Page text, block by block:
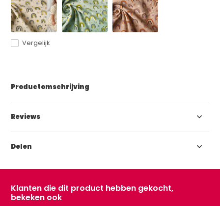
Vergelijk
Productomschrijving
Reviews
Delen
Klanten die dit product hebben gekocht,
bekeken ook